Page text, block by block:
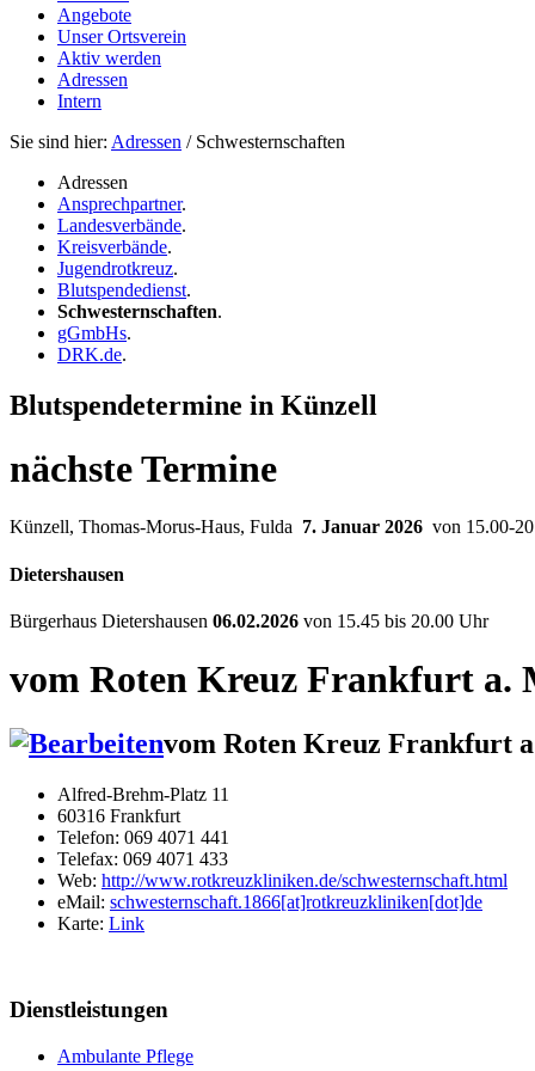
Angebote
Unser Ortsverein
Aktiv werden
Adressen
Intern
Sie sind hier: Adressen / Schwesternschaften
Adressen
Ansprechpartner.
Landesverbände.
Kreisverbände.
Jugendrotkreuz.
Blutspendedienst.
Schwesternschaften.
gGmbHs.
DRK.de.
Blutspendetermine in Künzell
nächste Termine
Künzell, Thomas-Morus-Haus, Fulda 7. Januar 2026 von 15.00-
Dietershausen
Bürgerhaus Dietershausen 06.02.2026 von 15.45 bis 20.00 Uhr
vom Roten Kreuz Frankfurt a.
vom Roten Kreuz Frankfurt
Alfred-Brehm-Platz 11
60316 Frankfurt
Telefon: 069 4071 441
Telefax: 069 4071 433
Web: http://www.rotkreuzkliniken.de/schwesternschaft.html
eMail: schwesternschaft.1866[at]rotkreuzkliniken[dot]de
Karte: Link
Dienstleistungen
Ambulante Pflege